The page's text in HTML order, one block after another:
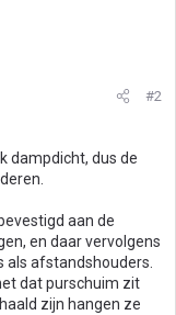
#2
dampdicht, dus de
aan de
en daar vervolgens
afstandshouders.
dat purschuim zit
zijn hangen ze